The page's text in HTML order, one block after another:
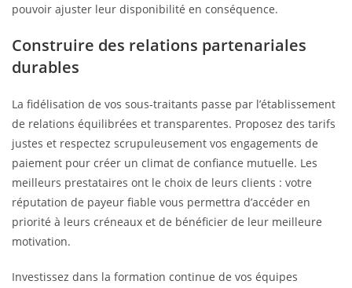
pouvoir ajuster leur disponibilité en conséquence.
Construire des relations partenariales
durables
La fidélisation de vos sous-traitants passe par l’établissement
de relations équilibrées et transparentes. Proposez des tarifs
justes et respectez scrupuleusement vos engagements de
paiement pour créer un climat de confiance mutuelle. Les
meilleurs prestataires ont le choix de leurs clients : votre
réputation de payeur fiable vous permettra d’accéder en
priorité à leurs créneaux et de bénéficier de leur meilleure
motivation.
Investissez dans la formation continue de vos équipes